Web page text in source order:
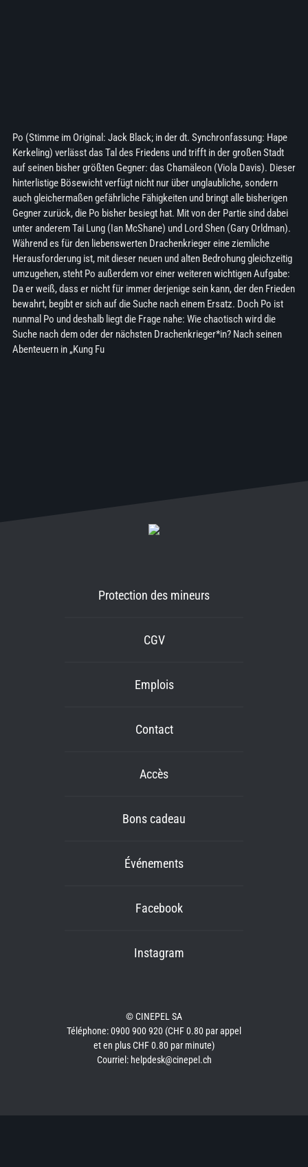
Po (Stimme im Original: Jack Black; in der dt. Synchronfassung: Hape
Kerkeling) verlässt das Tal des Friedens und trifft in der großen Stadt
auf seinen bisher größten Gegner: das Chamäleon (Viola Davis). Dieser
hinterlistige Bösewicht verfügt nicht nur über unglaubliche, sondern
auch gleichermaßen gefährliche Fähigkeiten und bringt alle bisherigen
Gegner zurück, die Po bisher besiegt hat. Mit von der Partie sind dabei
unter anderem Tai Lung (Ian McShane) und Lord Shen (Gary Orldman).
Während es für den liebenswerten Drachenkrieger eine ziemliche
Herausforderung ist, mit dieser neuen und alten Bedrohung gleichzeitig
umzugehen, steht Po außerdem vor einer weiteren wichtigen Aufgabe:
Da er weiß, dass er nicht für immer derjenige sein kann, der den Frieden
bewahrt, begibt er sich auf die Suche nach einem Ersatz. Doch Po ist
nunmal Po und deshalb liegt die Frage nahe: Wie chaotisch wird die
Suche nach dem oder der nächsten Drachenkrieger*in? Nach seinen
Abenteuern in „Kung Fu
Protection des mineurs
CGV
Emplois
Contact
Accès
Bons cadeau
Événements
Facebook
Instagram
© CINEPEL SA
Téléphone: 0900 900 920 (CHF 0.80 par appel
et en plus CHF 0.80 par minute)
Courriel: helpdesk@cinepel.ch